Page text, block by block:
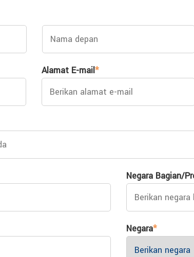
Alamat E-mail*
Negara Bagian/
Negara*